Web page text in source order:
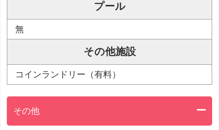
プール
無
その他施設
コインランドリー（有料）
その他